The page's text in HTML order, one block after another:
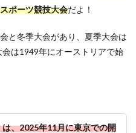
ポーツ競技大会だよ！
と冬季大会があり、夏季大会は
は1949年にオーストリアで始
、2025年11月に東京での開